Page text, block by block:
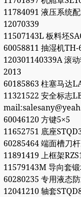
11784091 液压系统
12070339
11507143L 板料坯
60058811 抽湿机TH-
120301140339A 滚
2013
60185863 柱塞马达
11321522 安全标志
60046120 方键5×5
11652751 底座
60285464 端面槽刀
11891419 上框架
11579143M 导向套
60280235 专用液态
12041210 轴套